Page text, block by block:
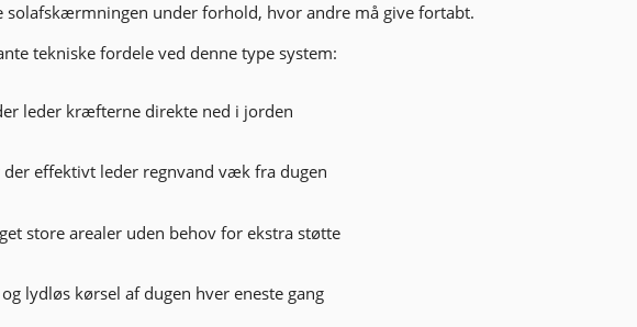
solafskærmningen under forhold, hvor andre må give fortabt.
tekniske fordele ved denne type system:
leder kræfterne direkte ned i jorden
effektivt leder regnvand væk fra dugen
store arealer uden behov for ekstra støtte
lydløs kørsel af dugen hver eneste gang